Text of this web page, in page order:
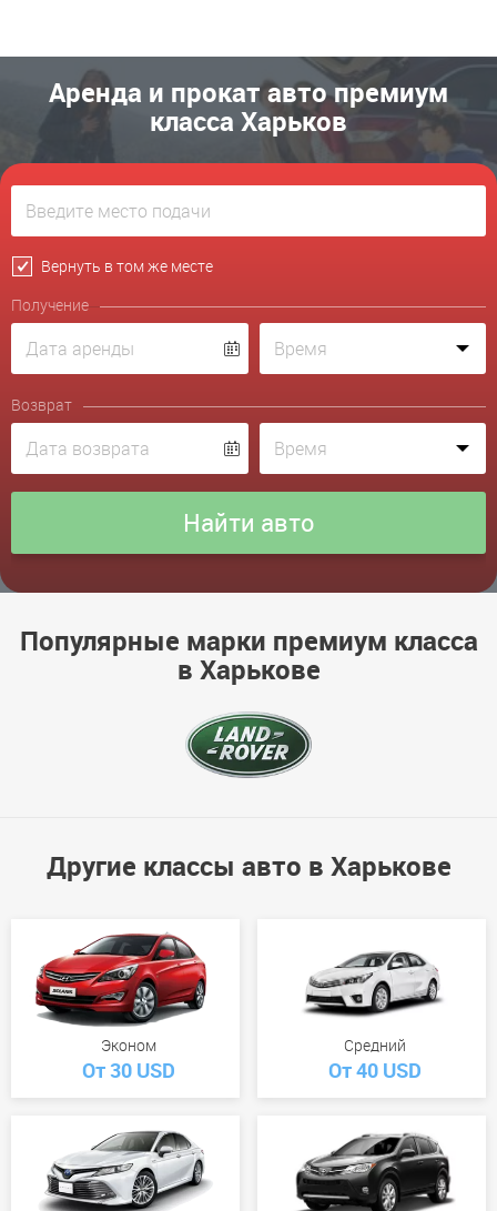
Аренда и прокат авто премиум
класса Харьков
Вернуть в том же месте
Получение
Возврат
Популярные марки премиум класса
в Харькове
Другие классы авто в Харькове
Эконом
От 30 USD
Средний
От 40 USD